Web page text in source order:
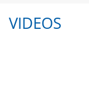
VIDEOS